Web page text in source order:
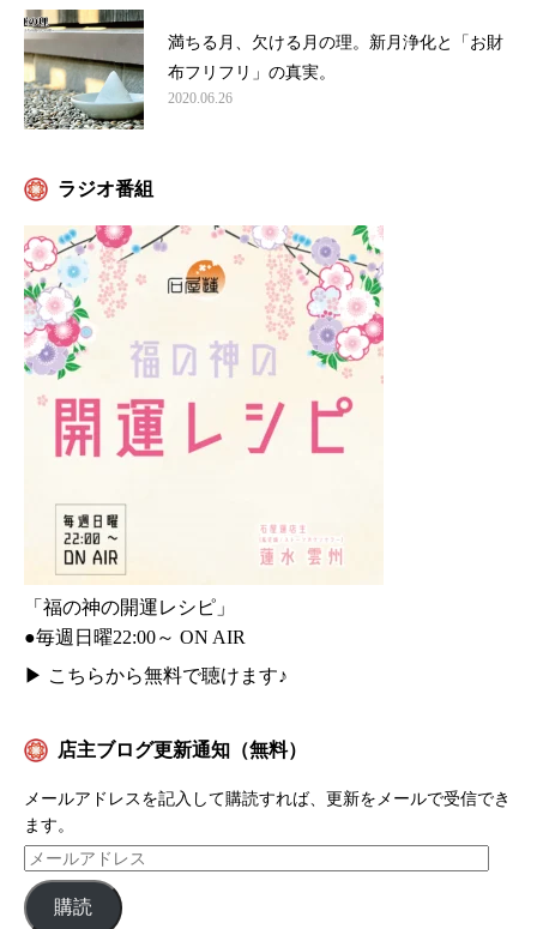
満ちる月、欠ける月の理。新月浄化と「お財
布フリフリ」の真実。
2020.06.26
ラジオ番組
「福の神の開運レシピ」
●毎週日曜22:00～ ON AIR
▶ こちらから無料で聴けます♪
店主ブログ更新通知（無料）
メールアドレスを記入して購読すれば、更新をメールで受信でき
ます。
購読